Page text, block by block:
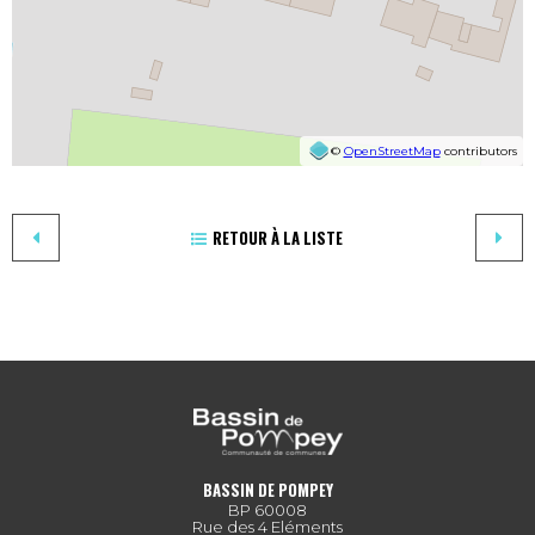
© OpenStreetMapcontributors
RETOUR À LA LISTE
BASSIN DE POMPEY
BP 60008
Rue des 4 Eléments